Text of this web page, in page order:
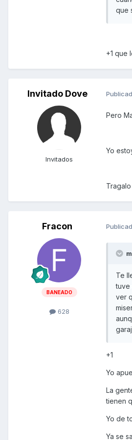
que
+1 que
Invitado Dove
Invitados
Pero
Yo
Fracon
BANEADO
628
Te
tuve
ver
+1
Yo
La
tienen
Yo de
Ya se